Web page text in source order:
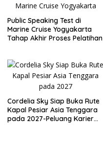
Public Speaking Test di
Marine Cruise Yogyakarta
Tahap Akhir Proses Pelatihan
Cordelia Sky Siap Buka Rute
Kapal Pesiar Asia Tenggara
pada 2027-Peluang Karier